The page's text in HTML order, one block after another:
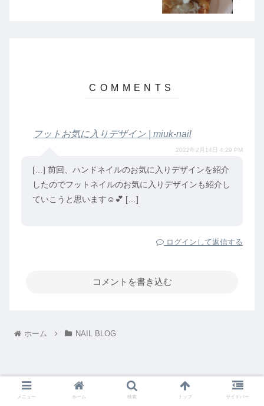
フットお気に入りデザイン | miuk-nail
2022年2月14日 4:29 PM
[…] 前回、ハンドネイルのお気に入りデザインを紹介
したのでフットネイルのお気に入りデザインも紹介し
ていこうと思います☺️💕 […]
ログインして返信する
コメントを書き込む
ホーム NAIL BLOG
メニュー ホーム 検索 トップ サイドバー